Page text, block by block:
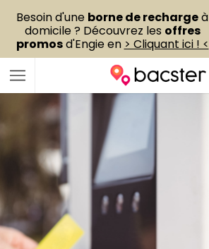
Besoin d'une borne de rechargeà
domicile ? Découvrez les offres
promosd'Engie en > Cliquant ici ! <